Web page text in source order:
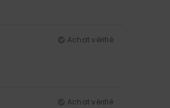
Achat vérifié
Achat vérifié